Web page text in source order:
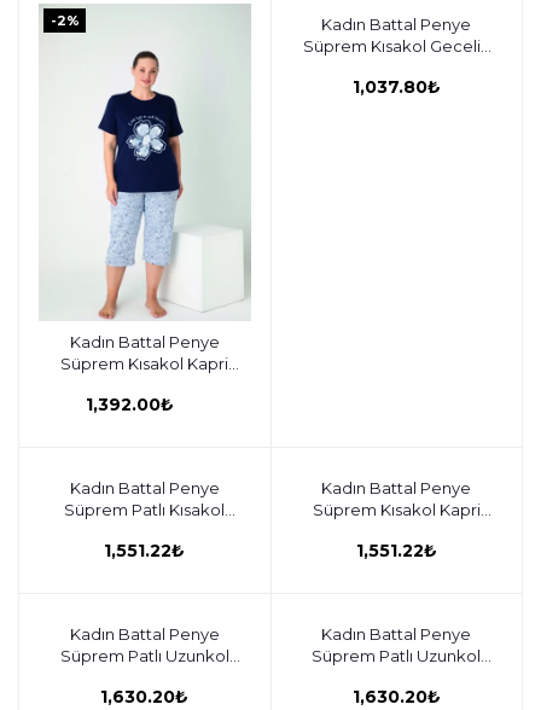
-2%
Sepete ekle
Kadın Battal Penye
Süprem Kısakol Kapri
1,392.00₺
Sepete ekle
Kadın Battal Penye
Süprem Kısakol Gecelik
1,037.80₺
Sepete ekle
Kadın Battal Penye
Süprem Patlı Kısakol
1,551.22₺
Sepete ekle
Kadın Battal Penye
Süprem Kısakol Kapri
1,551.22₺
Sepete ekle
Kadın Battal Penye
Süprem Patlı Uzunkol
1,630.20₺
Sepete ekle
Kadın Battal Penye
Süprem Patlı Uzunkol
1,630.20₺